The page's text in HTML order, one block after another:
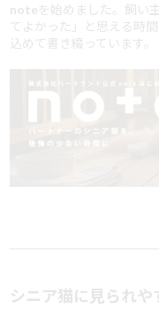
noteを始めました。飼い
てよかった」と思える時
込めて書き綴っています。
シニア猫に見られや